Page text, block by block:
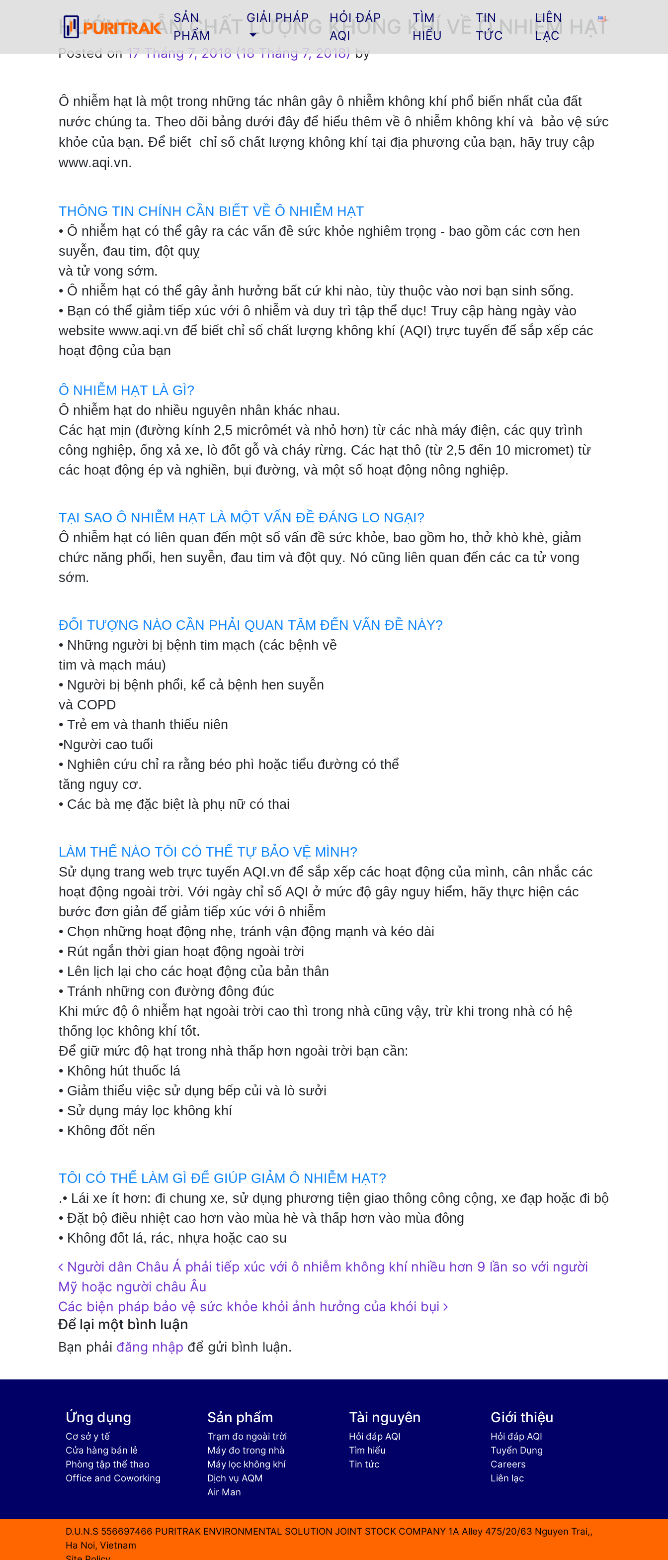
SẢN
PHẨM
GIẢI PHÁP
HỎI ĐÁP
AQI
TÌM
HIỂU
TIN
TỨC
LIÊN
LẠC
HƯỚNG DẪN CHẤT LƯỢNG KHÔNG KHÍ VỀ Ô NHIỄM HẠT
Posted on17 Tháng 7, 2018(18 Tháng 7, 2018)by
Ô nhiễm hạt là một trong những tác nhân gây ô nhiễm không khí phổ biến nhất của đất
nước chúng ta. Theo dõi bảng dưới đây để hiểu thêm về ô nhiễm không khí và bảo vệ sức
khỏe của bạn. Để biết chỉ số chất lượng không khí tại địa phương của bạn, hãy truy cập
www.aqi.vn.
THÔNG TIN CHÍNH CẦN BIẾT VỀ Ô NHIỄM HẠT
• Ô nhiễm hạt có thể gây ra các vấn đề sức khỏe nghiêm trọng - bao gồm các cơn hen
suyễn, đau tim, đột quỵ
và tử vong sớm.
• Ô nhiễm hạt có thể gây ảnh hưởng bất cứ khi nào, tùy thuộc vào nơi bạn sinh sống.
• Bạn có thể giảm tiếp xúc với ô nhiễm và duy trì tập thể dục! Truy cập hàng ngày vào
website www.aqi.vn để biết chỉ số chất lượng không khí (AQI) trực tuyến để sắp xếp các
hoạt động của bạn
Ô NHIỄM HẠT LÀ GÌ?
Ô nhiễm hạt do nhiều nguyên nhân khác nhau.
Các hạt mịn (đường kính 2,5 micrômét và nhỏ hơn) từ các nhà máy điện, các quy trình
công nghiệp, ống xả xe, lò đốt gỗ và cháy rừng. Các hạt thô (từ 2,5 đến 10 micromet) từ
các hoạt động ép và nghiền, bụi đường, và một số hoạt động nông nghiệp.
TẠI SAO Ô NHIỄM HẠT LÀ MỘT VẤN ĐỀ ĐÁNG LO NGẠI?
Ô nhiễm hạt có liên quan đến một số vấn đề sức khỏe, bao gồm ho, thở khò khè, giảm
chức năng phổi, hen suyễn, đau tim và đột quỵ. Nó cũng liên quan đến các ca tử vong
sớm.
ĐỐI TƯỢNG NÀO CẦN PHẢI QUAN TÂM ĐẾN VẤN ĐỀ NÀY?
• Những người bị bệnh tim mạch (các bệnh về
tim và mạch máu)
• Người bị bệnh phổi, kể cả bệnh hen suyễn
và COPD
• Trẻ em và thanh thiếu niên
•Người cao tuổi
• Nghiên cứu chỉ ra rằng béo phì hoặc tiểu đường có thể
tăng nguy cơ.
• Các bà mẹ đặc biệt là phụ nữ có thai
LÀM THẾ NÀO TÔI CÓ THỂ TỰ BẢO VỆ MÌNH?
Sử dụng trang web trực tuyến AQI.vn để sắp xếp các hoạt động của mình, cân nhắc các
hoạt động ngoài trời. Với ngày chỉ số AQI ở mức độ gây nguy hiểm, hãy thực hiện các
bước đơn giản để giảm tiếp xúc với ô nhiễm
• Chọn những hoạt động nhẹ, tránh vận động mạnh và kéo dài
• Rút ngắn thời gian hoạt động ngoài trời
• Lên lịch lại cho các hoạt động của bản thân
• Tránh những con đường đông đúc
Khi mức độ ô nhiễm hạt ngoài trời cao thì trong nhà cũng vậy, trừ khi trong nhà có hệ
thống lọc không khí tốt.
Để giữ mức độ hạt trong nhà thấp hơn ngoài trời bạn cần:
• Không hút thuốc lá
• Giảm thiểu việc sử dụng bếp củi và lò sưởi
• Sử dụng máy lọc không khí
• Không đốt nến
TÔI CÓ THỂ LÀM GÌ ĐỂ GIÚP GIẢM Ô NHIỄM HẠT?
.• Lái xe ít hơn: đi chung xe, sử dụng phương tiện giao thông công cộng, xe đạp hoặc đi bộ
• Đặt bộ điều nhiệt cao hơn vào mùa hè và thấp hơn vào mùa đông
• Không đốt lá, rác, nhựa hoặc cao su
Post navigation
Người dân Châu Á phải tiếp xúc với ô nhiễm không khí nhiều hơn 9 lần so với người
Mỹ hoặc người châu Âu
Các biện pháp bảo vệ sức khỏe khỏi ảnh hưởng của khói bụi
Để lại một bình luận
Bạn phải đăng nhập để gửi bình luận.
Ứng dụng
Cơ sở y tế
Cửa hàng bán lẻ
Phòng tập thể thao
Office and Coworking
Sản phẩm
Trạm đo ngoài trời
Máy đo trong nhà
Máy lọc không khí
Dịch vụ AQM
Air Man
Tài nguyên
Hỏi đáp AQI
Tìm hiểu
Tin tức
Giới thiệu
Hỏi đáp AQI
Tuyển Dụng
Careers
Liên lạc
D.U.N.S 556697466 PURITRAK ENVIRONMENTAL SOLUTION JOINT STOCK COMPANY 1A Alley 475/20/63 Nguyen Trai,,
Ha Noi, Vietnam